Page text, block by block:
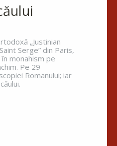
„Justinian
Serge” din Paris,
monahism pe
Pe 29
Romanului; iar